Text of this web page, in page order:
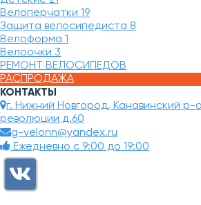
Велоперчатки 19
Защита велосипедиста 8
Велоформа 1
Велоочки 3
РЕМОНТ ВЕЛОСИПЕДОВ
РАСПРОДАЖА
КОНТАКТЫ
г. Нижний Новгород, Канавинский р-
революции д.60
g-velonn@yandex.ru
Ежедневно с 9:00 до 19:00